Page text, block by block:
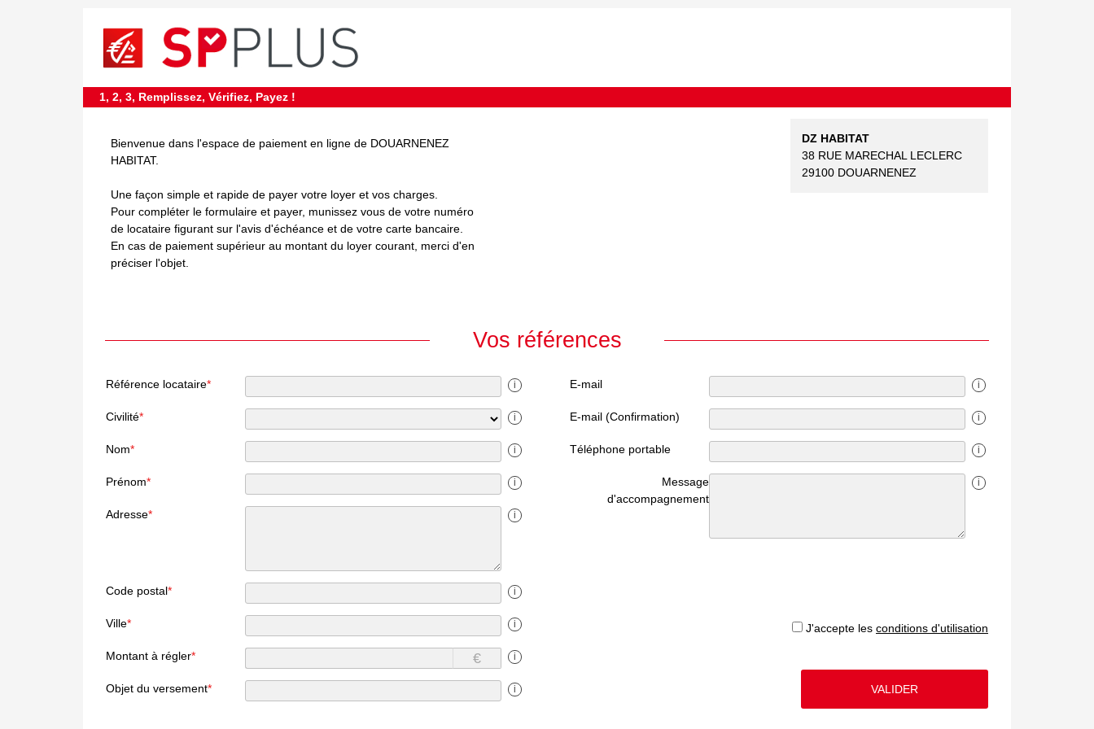
1, 2, 3, Remplissez, Vérifiez, Payez !
Bienvenue dans l'espace de paiement en ligne de DOUARNENEZ
HABITAT.
Une façon simple et rapide de payer votre loyer et vos charges.
Pour compléter le formulaire et payer, munissez vous de votre numéro
de locataire figurant sur l'avis d'échéance et de votre carte bancaire.
En cas de paiement supérieur au montant du loyer courant, merci d'en
préciser l'objet.
DZ HABITAT
38 RUE MARECHAL LECLERC
29100 DOUARNENEZ
Vos références
Référence locataire* i
Civilité* i
Nom* i
Prénom* i
Adresse* i
Code postal* i
Ville* i
Montant à régler* € i
Objet du versement* i
E-mail i
E-mail (Confirmation) i
Téléphone portable i
Message
d'accompagnement
i
J'accepte les conditions d'utilisation